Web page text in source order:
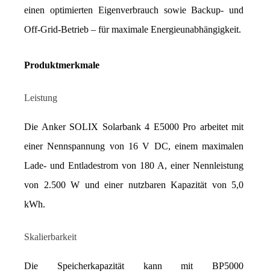
einen optimierten Eigenverbrauch sowie Backup- und
Off-Grid-Betrieb – für maximale Energieunabhängigkeit.
Produktmerkmale
Leistung
Die Anker SOLIX Solarbank 4 E5000 Pro arbeitet mit
einer Nennspannung von 16 V DC, einem maximalen
Lade- und Entladestrom von 180 A, einer Nennleistung
von 2.500 W und einer nutzbaren Kapazität von 5,0
kWh.
Skalierbarkeit
Die Speicherkapazität kann mit BP5000